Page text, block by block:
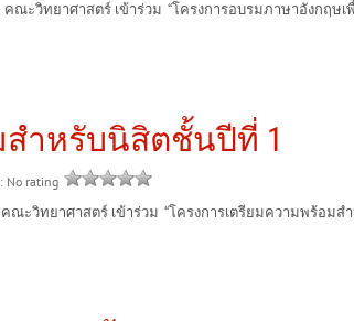
ยาศาสตร์ เข้าร่วม “โครงการอบรมภาษาอังกฤษเพื่อ
สำหรับนิสิตชั้นปีที่ 1
No rating
ทยาศาสตร์ เข้าร่วม “โครงการเตรียมความพร้อมสำ